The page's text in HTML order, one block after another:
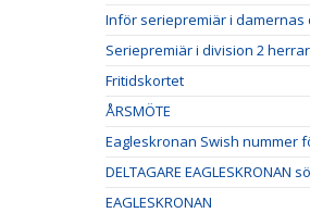
Inför seriepremiär i damernas
Seriepremiär i division 2 herrar
Fritidskortet
ÅRSMÖTE
Eagleskronan Swish nummer
DELTAGARE EAGLESKRONAN
EAGLESKRONAN